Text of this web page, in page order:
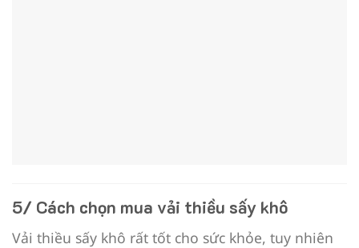
5/ Cách chọn mua vải thiều sấy khô
Vải thiều sấy khô rất tốt cho sức khỏe, tuy nhiên